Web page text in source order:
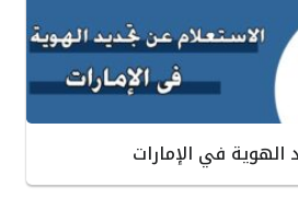
الهوية في الإمارات